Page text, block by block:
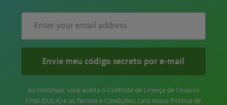
Envie meu código secreto por e-mail
Ao continuar, você aceita o Contrato de Licença de Usuário
Final (EULA) e osTermos e Condições. Leia nossa Política de